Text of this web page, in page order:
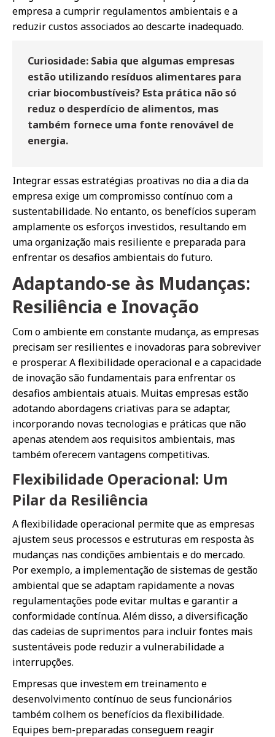
empresa a cumprir regulamentos ambientais e a
reduzir custos associados ao descarte inadequado.
Curiosidade: Sabia que algumas empresas
estão utilizando resíduos alimentares para
criar biocombustíveis? Esta prática não só
reduz o desperdício de alimentos, mas
também fornece uma fonte renovável de
energia.
Integrar essas estratégias proativas no dia a dia da
empresa exige um compromisso contínuo com a
sustentabilidade. No entanto, os benefícios superam
amplamente os esforços investidos, resultando em
uma organização mais resiliente e preparada para
enfrentar os desafios ambientais do futuro.
Adaptando-se às Mudanças:
Resiliência e Inovação
Com o ambiente em constante mudança, as empresas
precisam ser resilientes e inovadoras para sobreviver
e prosperar. A flexibilidade operacional e a capacidade
de inovação são fundamentais para enfrentar os
desafios ambientais atuais. Muitas empresas estão
adotando abordagens criativas para se adaptar,
incorporando novas tecnologias e práticas que não
apenas atendem aos requisitos ambientais, mas
também oferecem vantagens competitivas.
Flexibilidade Operacional: Um
Pilar da Resiliência
A flexibilidade operacional permite que as empresas
ajustem seus processos e estruturas em resposta às
mudanças nas condições ambientais e do mercado.
Por exemplo, a implementação de sistemas de gestão
ambiental que se adaptam rapidamente a novas
regulamentações pode evitar multas e garantir a
conformidade contínua. Além disso, a diversificação
das cadeias de suprimentos para incluir fontes mais
sustentáveis pode reduzir a vulnerabilidade a
interrupções.
Empresas que investem em treinamento e
desenvolvimento contínuo de seus funcionários
também colhem os benefícios da flexibilidade.
Equipes bem-preparadas conseguem reagir